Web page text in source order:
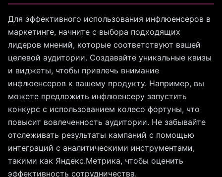
Для эффективного использования инфлюенсеров в
маркетинге, начните с выбора подходящих
лидеров мнений, которые соответствуют вашей
целевой аудитории. Создавайте уникальные квизы
и виджеты, чтобы привлечь внимание
инфлюенсеров к вашему продукту. Например, вы
можете предложить инфлюенсеру запустить
конкурс с использованием колесо фортуны, что
повысит вовлеченность аудитории. Не забывайте
отслеживать результаты кампаний с помощью
интеграций с аналитическими инструментами,
такими как Яндекс.Метрика, чтобы оценить
эффективность сотрудничества.